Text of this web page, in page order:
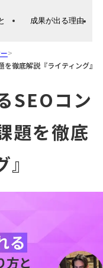
成果が出る理由
>
徹底解説『ライティング』
SEOコン
題を徹底